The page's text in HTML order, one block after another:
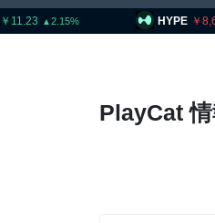
11.23 2.15 HYPE
PlayCat 情